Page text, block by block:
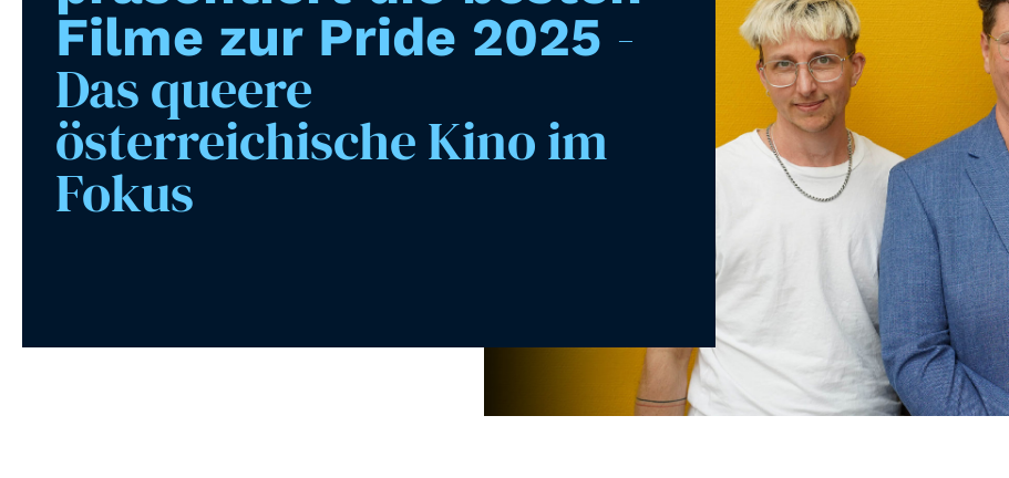
So geht’s
Filmpakete
Gutscheine
& Filmpässe
Account
Filme zur Pride 2025 -
Das queere
österreichische Kino im
Fokus